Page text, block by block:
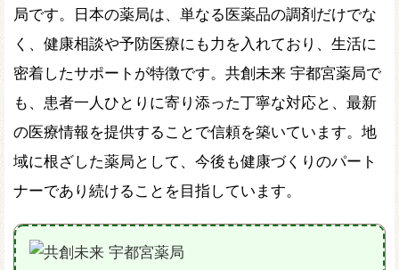
局です。日本の薬局は、単なる医薬品の調剤だけでな
く、健康相談や予防医療にも力を入れており、生活に
密着したサポートが特徴です。共創未来 宇都宮薬局で
も、患者一人ひとりに寄り添った丁寧な対応と、最新
の医療情報を提供することで信頼を築いています。地
域に根ざした薬局として、今後も健康づくりのパート
ナーであり続けることを目指しています。